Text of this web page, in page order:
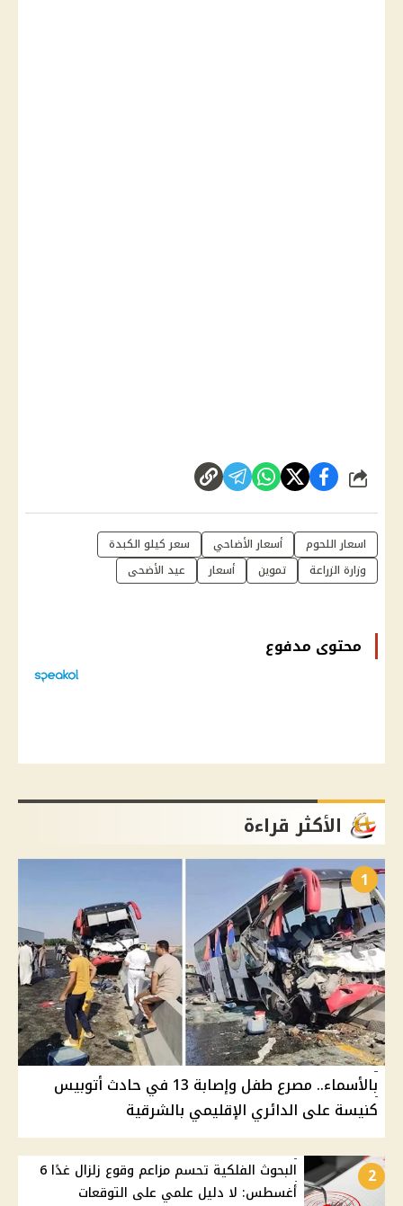
شارك
اسعار اللحوم أسعار الأضاحي
سعر كيلو الكبدة
وزارة الزراعة
تموين أسعار عيد الأضحى
محتوى مدفوع
الأكثر قراءة
1
بالأسماء.. مصرع طفل وإصابة 13 في حادث أتوبيس
كنيسة على الدائري الإقليمي بالشرقية
2
البحوث الفلكية تحسم مزاعم وقوع زلزال غدًا 6
أغسطس: لا دليل علمي على التوقعات